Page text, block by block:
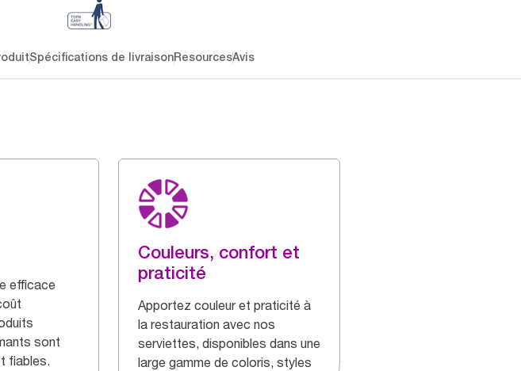
Spécifications de livraisonResourcesAvis
efficace
sont
fiables.
Couleurs, confort et
praticité
Apportez couleur et praticité à
la restauration avec nos
serviettes, disponibles dans une
large gamme de coloris, styles